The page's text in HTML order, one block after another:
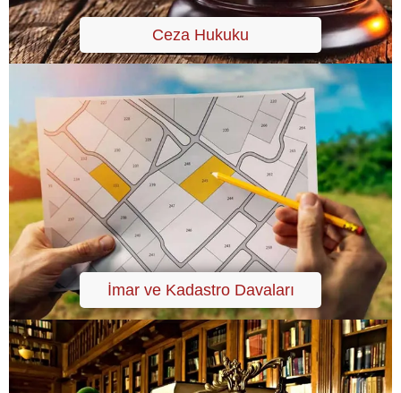
Ceza Hukuku
İmar ve Kadastro Davaları